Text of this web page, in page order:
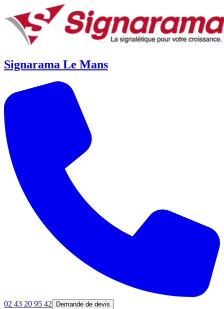
Signarama Le Mans
02 43 20 95 42 Demande de devis